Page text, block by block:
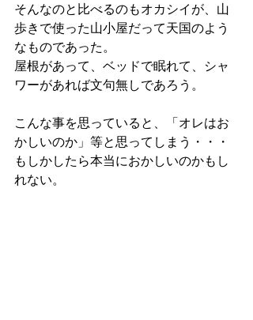
そんなのと比べるのもオカシイが、山
歩きで使った山小屋だって天国のよう
なものであった。
屋根があって、ベッドで眠れて、シャ
ワーがあれば文句無しであろう。
こんな事を思っていると、「オレはお
かしいのか」等と思ってしまう・・・
もしかしたら本当におかしいのかもし
れない。